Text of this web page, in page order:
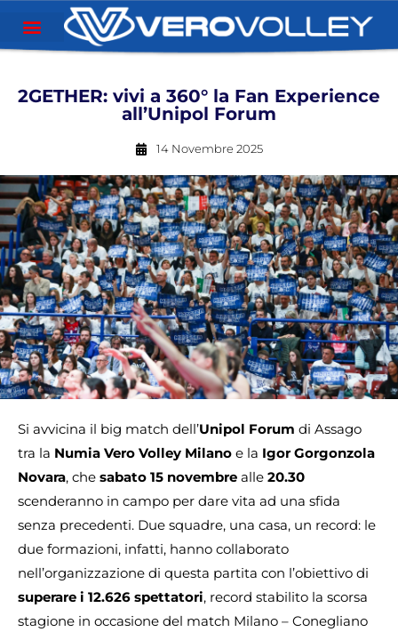
2GETHER: vivi a 360° la Fan Experience
all’Unipol Forum
14 Novembre 2025
Si avvicina il big match dell’Unipol Forum di Assago
tra la Numia Vero Volley Milano e la Igor Gorgonzola
Novara, che sabato 15 novembre alle 20.30
scenderanno in campo per dare vita ad una sfida
senza precedenti. Due squadre, una casa, un record: le
due formazioni, infatti, hanno collaborato
nell’organizzazione di questa partita con l’obiettivo di
superare i 12.626 spettatori, record stabilito la scorsa
stagione in occasione del match Milano – Conegliano